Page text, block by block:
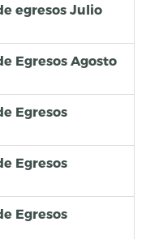
egresos Julio
Egresos Agosto
Egresos
Egresos
Egresos